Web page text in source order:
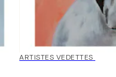
40%*
ARTISTES VEDETTES